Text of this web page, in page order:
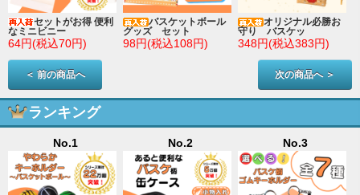
セットがお得 便利
なミニビニー
64円(税込70円)
バスケットボール
グッズ セット
98円(税込108円)
オリジナル必勝お
守り バスケッ
348円(税込383円)
＜ 前の商品へ 次の商品へ ＞
ランキング
No.1 No.2 No.3